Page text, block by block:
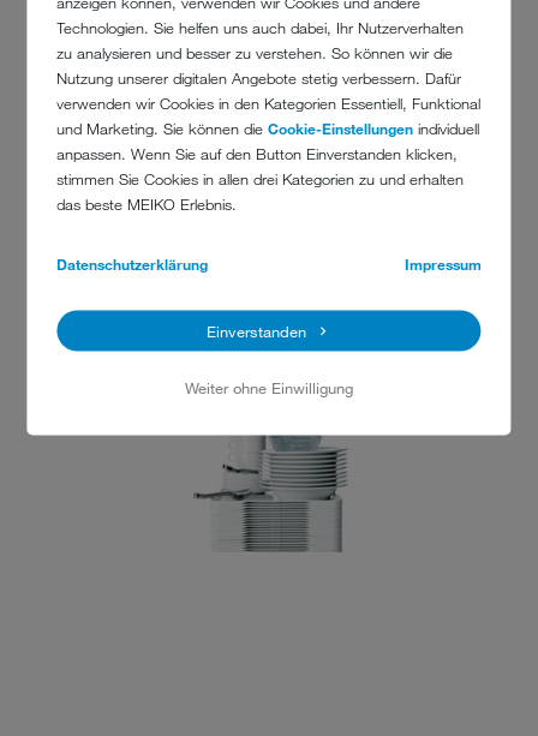
Technologien. Sie helfen uns auch dabei, Ihr Nutzerverhalten
zu analysieren und besser zu verstehen. So können wir die
Nutzung unserer digitalen Angebote stetig verbessern. Dafür
verwenden wir Cookies in den Kategorien Essentiell, Funktional
und Marketing. Sie können dieCookie-Einstellungen individuell
anpassen. Wenn Sie auf den Button Einverstanden klicken,
stimmen Sie Cookies in allen drei Kategorien zu und erhalten
das beste MEIKO Erlebnis.
Datenschutzerklärung Impressum
Einverstanden
Weiter ohne Einwilligung
www.coventry.ac.uk